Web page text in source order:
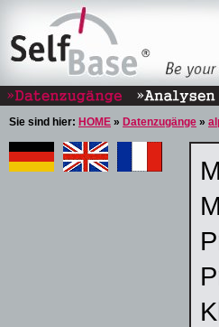
Sie sind hier: HOME » Datenzugänge »